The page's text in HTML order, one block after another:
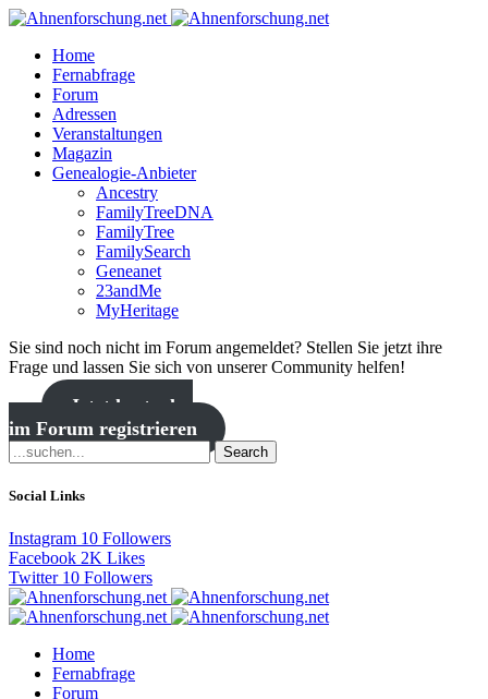
Home
Fernabfrage
Forum
Adressen
Veranstaltungen
Magazin
Genealogie-Anbieter
Ancestry
FamilyTreeDNA
FamilyTree
FamilySearch
Geneanet
23andMe
MyHeritage
Sie sind noch nicht im Forum angemeldet? Stellen Sie jetzt ihre
Frage und lassen Sie sich von unserer Community helfen!
Jetzt kostenlos
im Forum registrieren
Search
Social Links
Instagram 10 Followers
Facebook 2K Likes
Twitter 10 Followers
Home
Fernabfrage
Forum